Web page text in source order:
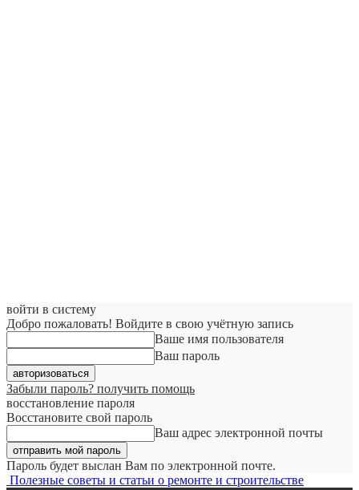
войти в систему
Добро пожаловать! Войдите в свою учётную запись
Ваше имя пользователя
Ваш пароль
Забыли пароль? получить помощь
восстановление пароля
Восстановите свой пароль
Ваш адрес электронной почты
Пароль будет выслан Вам по электронной почте.
Полезные советы и статьи о ремонте и строительстве